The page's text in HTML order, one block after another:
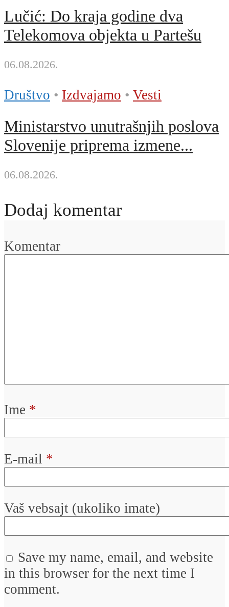
Lučić: Do kraja godine dva
Telekomova objekta u Partešu
06.08.2026.
Društvo • Izdvajamo • Vesti
Ministarstvo unutrašnjih poslova
Slovenije priprema izmene...
06.08.2026.
Dodaj komentar
Komentar
Ime *
E-mail *
Vaš vebsajt (ukoliko imate)
Save my name, email, and website
in this browser for the next time I
comment.